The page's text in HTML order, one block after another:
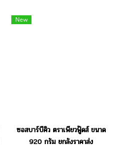
New
ซอสบาร์บีคิว ตราเพียวฟู้ดส์ ขนาด
920 กรัม ยกลังราคาส่ง